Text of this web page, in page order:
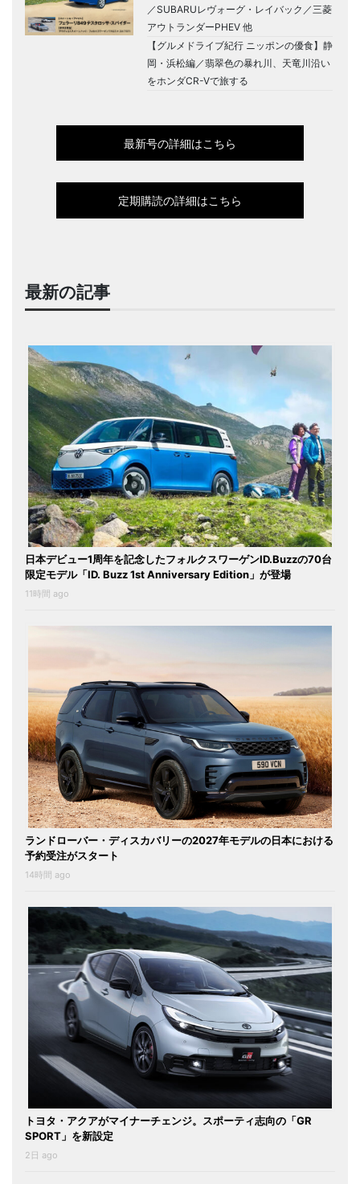
／SUBARUレヴォーグ・レイバック／三菱
アウトランダーPHEV 他
【グルメドライブ紀行 ニッポンの優食】静
岡・浜松編／翡翠色の暴れ川、天竜川沿い
をホンダCR-Vで旅する
最新号の詳細はこちら
定期購読の詳細はこちら
最新の記事
日本デビュー1周年を記念したフォルクスワーゲンID.Buzzの70台
限定モデル「ID. Buzz 1st Anniversary Edition」が登場
11時間 ago
ランドローバー・ディスカバリーの2027年モデルの日本における
予約受注がスタート
14時間 ago
トヨタ・アクアがマイナーチェンジ。スポーティ志向の「GR
SPORT」を新設定
2日 ago